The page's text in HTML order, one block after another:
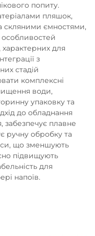
попиту.
пляшок,
скляними ємностями,
особливостей
для
з
стадій
комплексні
води,
упаковку та
до обладнання
забезпечує плавне
ручну обробку та
що зменшують
підвищують
для
напоїв.